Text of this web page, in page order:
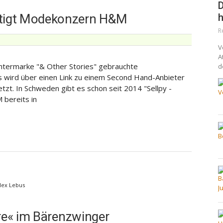
Modekonzern H&M
"& Other Stories" gebrauchte
über einen Link zu einem Second Hand-Anbieter
In Schweden gibt es schon seit 2014 "Sellpy -
bereits in
Lebus
im Bärenzwinger